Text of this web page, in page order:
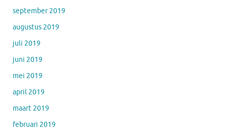
september 2019
augustus 2019
juli 2019
juni 2019
mei 2019
april 2019
maart 2019
februari 2019